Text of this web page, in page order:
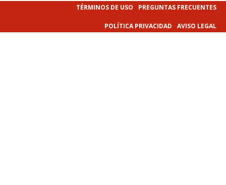
TÉRMINOS DE USO PREGUNTAS FRECUENTES
POLÍTICA PRIVACIDAD AVISO LEGAL